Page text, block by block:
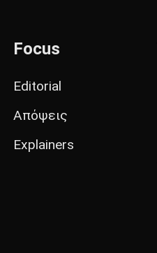
Focus
Editorial
Απόψεις
Explainers